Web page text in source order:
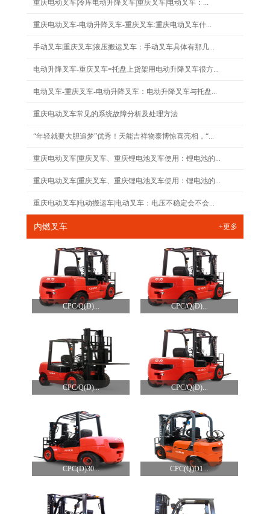
重庆电动叉车|冷库电动升降叉车|重庆叉车|电动叉车：...
重庆电动叉车-电动升降叉车-重庆叉车:重庆电动叉车什...
手动叉车|重庆叉车|液压搬运叉车：手动叉车具体有那几...
电动升降叉车-重庆叉车=托盘上货架用电动升降叉车很方...
电动叉车-重庆叉车-电动升降叉车：电动升降叉车与托盘...
重庆电动叉车常见的系统故障分析及处理方法
“年轻就要大胆追梦”优秀！天能吉祥物泰博惊喜亮相，“...
重庆电动叉车|重庆叉车、重庆锂电池叉车使用：锂电池的...
重庆电动叉车|重庆叉车、重庆锂电池叉车使用：锂电池的...
重庆电动叉车|电动搬运车|电动叉车：电压不稳定会不会...
内燃叉车 +更多
CPC/Q(D)... CPC/Q(D)...
CPC/Q(D)... CPC/Q(D)...
CPC(D)30... CPC(Q)D1...